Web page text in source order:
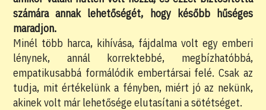
számára annak lehetőségét, hogy később hűséges
maradjon.
Minél több harca, kihívása, fájdalma volt egy emberi
lénynek, annál korrektebbé, megbízhatóbbá,
empatikusabbá formálódik embertársai felé. Csak az
tudja, mit értékelünk a fényben, miért jó az nekünk,
akinek volt már lehetősége elutasítani a sötétséget.